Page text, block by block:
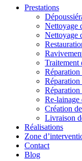
Prestations
Nettoyage
Nettoyage
Traitement
Réparation
Réparation
Réparation
Re-lainage
Création
Livraison
Réalisations
Zone
Contact
Blog